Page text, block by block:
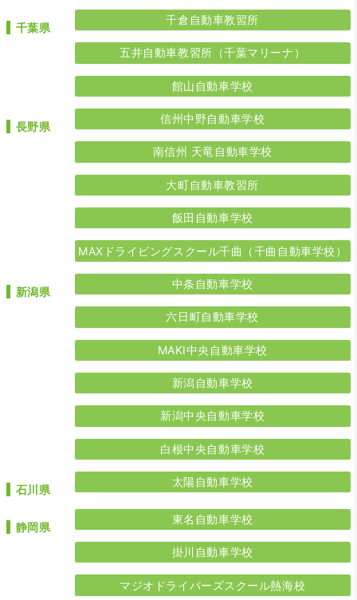
千葉県
千倉自動車教習所
五井自動車教習所（千葉マリーナ）
館山自動車学校
長野県
信州中野自動車学校
南信州 天竜自動車学校
大町自動車教習所
飯田自動車学校
MAXドライビングスクール千曲（千曲自動車学校）
新潟県
中条自動車学校
六日町自動車学校
MAKI中央自動車学校
新潟自動車学校
新潟中央自動車学校
白根中央自動車学校
石川県
太陽自動車学校
静岡県
東名自動車学校
掛川自動車学校
マジオドライバーズスクール熱海校